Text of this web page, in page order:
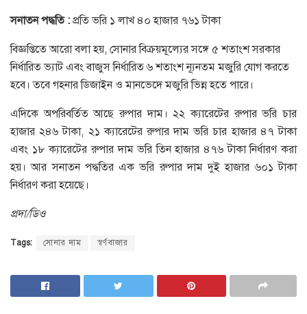
সনাতন পদ্ধতি : প্রতি ভরি ১ লাখ ৪০ হাজার ৭৬১ টাকা
বিজ্ঞপ্তিতে আরো বলা হয়, সোনার বিক্রয়মূল্যের সঙ্গে ৫ শতাংশ সরকার
নির্ধারিত ভ্যাট এবং বাজুস নির্ধারিত ৬ শতাংশ ন্যূনতম মজুরি যোগ করতে
হবে। তবে গহনার ডিজাইন ও মানভেদে মজুরি ভিন্ন হতে পারে।
এদিকে অপরিবর্তিত আছে রুপার দাম। ২২ ক্যারেটের রুপার ভরি চার
হাজার ২৪৬ টাকা, ২১ ক্যারেটের রুপার দাম ভরি চার হাজার ৪৭ টাকা
এবং ১৮ ক্যারেটের রুপার দাম ভরি তিন হাজার ৪৭৬ টাকা নির্ধারণ করা
হয়। আর সনাতন পদ্ধতির এক ভরি রুপার দাম দুই হাজার ৬০১ টাকা
নির্ধারণ করা হয়েছে।
প্রদা/ডিও
Tags: সোনার দাম স্বর্ণবাজার